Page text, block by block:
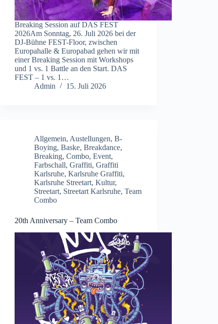
Breaking Session auf DAS FEST
2026Am Sonntag, 26. Juli 2026 bei der
DJ-Bühne FEST-Floor, zwischen
Europahalle & Europabad gehen wir mit
einer Breaking Session mit Workshops
und 1 vs. 1 Battle an den Start. DAS
FEST – 1 vs. 1…
Admin
15. Juli 2026
Allgemein, Austellungen, B-
Boying, Baske, Breakdance,
Breaking, Combo, Event,
Farbschall, Graffiti, Graffiti
Karlsruhe, Karlsruhe Graffiti,
Karlsruhe Streetart, Kultur,
Streetart, Streetart Karlsruhe, Team
Combo
20th Anniversary – Team Combo